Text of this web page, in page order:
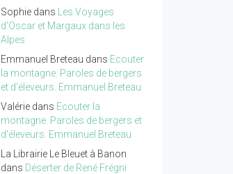
Sophiedans
Les Voyages
d'Oscar et Margaux dans les
Alpes
Emmanuel Breteau dans Ecouter
la montagne. Paroles de bergers
et d'éleveurs. Emmanuel Breteau
Valériedans Ecouter la
montagne. Paroles de bergers et
d'éleveurs. Emmanuel Breteau
La Librairie Le Bleuet à Banon
dans Déserter de René Frégni